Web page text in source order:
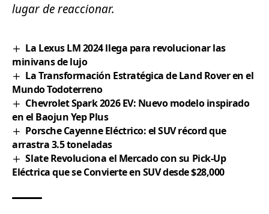
lugar de reaccionar.
La Lexus LM 2024 llega para revolucionar las
minivans de lujo
La Transformación Estratégica de Land Rover en el
Mundo Todoterreno
Chevrolet Spark 2026 EV: Nuevo modelo inspirado
en el Baojun Yep Plus
Porsche Cayenne Eléctrico: el SUV récord que
arrastra 3.5 toneladas
Slate Revoluciona el Mercado con su Pick-Up
Eléctrica que se Convierte en SUV desde $28,000